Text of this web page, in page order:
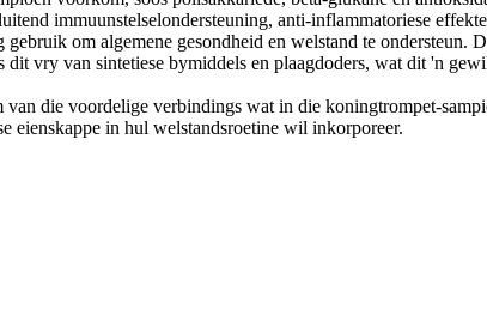
immuunstelselondersteuning, anti-inflammatoriese
om algemene gesondheid en welstand te ondersteun.
vry van sintetiese bymiddels en plaagdoders, wat dit 'n
die voordelige verbindings wat in die koningtrompet-
eienskappe in hul welstandsroetine wil inkorporeer.